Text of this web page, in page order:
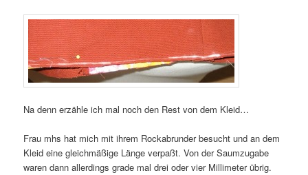
Na denn erzähle ich mal noch den Rest von dem Kleid…
Frau mhs hat mich mit ihrem Rockabrunder besucht und an dem
Kleid eine gleichmäßige Länge verpaßt. Von der Saumzugabe
waren dann allerdings grade mal drei oder vier Millimeter übrig.